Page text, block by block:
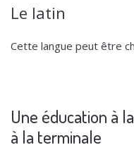
Le latin
Cette langue peut être
Une éducation à
à la terminale